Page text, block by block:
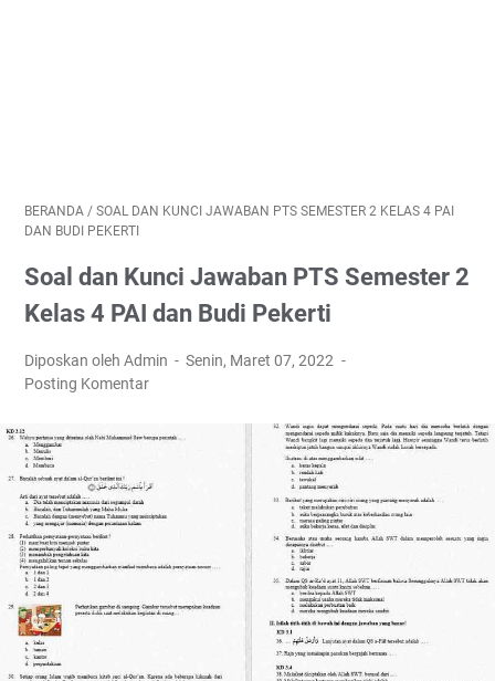
BERANDA / SOAL DAN KUNCI JAWABAN PTS SEMESTER 2 KELAS 4 PAI
DAN BUDI PEKERTI
Soal dan Kunci Jawaban PTS Semester 2
Kelas 4 PAI dan Budi Pekerti
Diposkan oleh Admin
Senin, Maret 07, 2022
Posting Komentar